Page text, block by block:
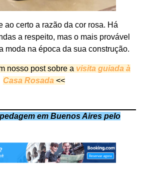
ao certo a razão da cor rosa. Há
a respeito, mas o mais provável
moda na época da sua construção.
nosso post sobre a visita guiada à
Casa Rosada <<
em Buenos Aires pelo